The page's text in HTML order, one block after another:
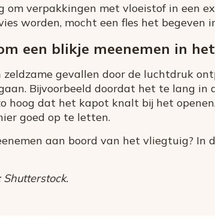
om verpakkingen met vloeistof in een
worden, mocht een fles het begeven
een blikje meenemen in
gevallen door de luchtdruk
Bijvoorbeeld doordat het te lang in
hoog dat het kapot knalt bij het
goed op te letten.
aan boord van het vliegtuig? In
Shutterstock.